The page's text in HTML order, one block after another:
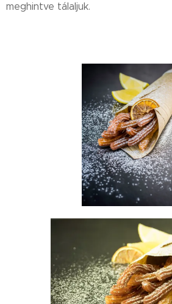
meghintve tálaljuk.